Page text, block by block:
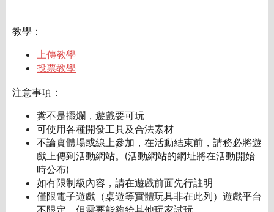
教學：
上傳教學
投票教學
注意事項：
糞不是擺爛，遊戲要可玩
可使用各種開發工具及合法素材
不論實體場或線上參加，在活動結束前，請務必將遊
戲上傳到活動網站。(活動網站的網址將在活動開始
時公布)
如有限制級內容，請在遊戲前面先行註明
僅限電子遊戲（桌遊等實體玩具非在此列）遊戲平台
不限定，但需要能夠給其他玩家試玩